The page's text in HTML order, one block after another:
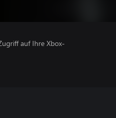
auf Ihre Xbox-